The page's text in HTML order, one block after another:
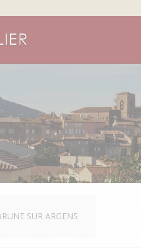
SUR ARGENS